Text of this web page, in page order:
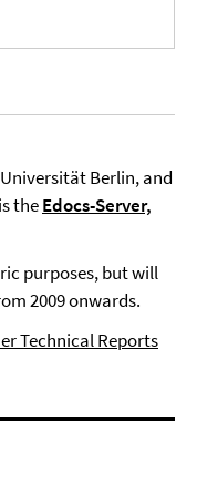
Berlin, and
theEdocs-Server,
purposes, but will
2009 onwards.
Technical Reports